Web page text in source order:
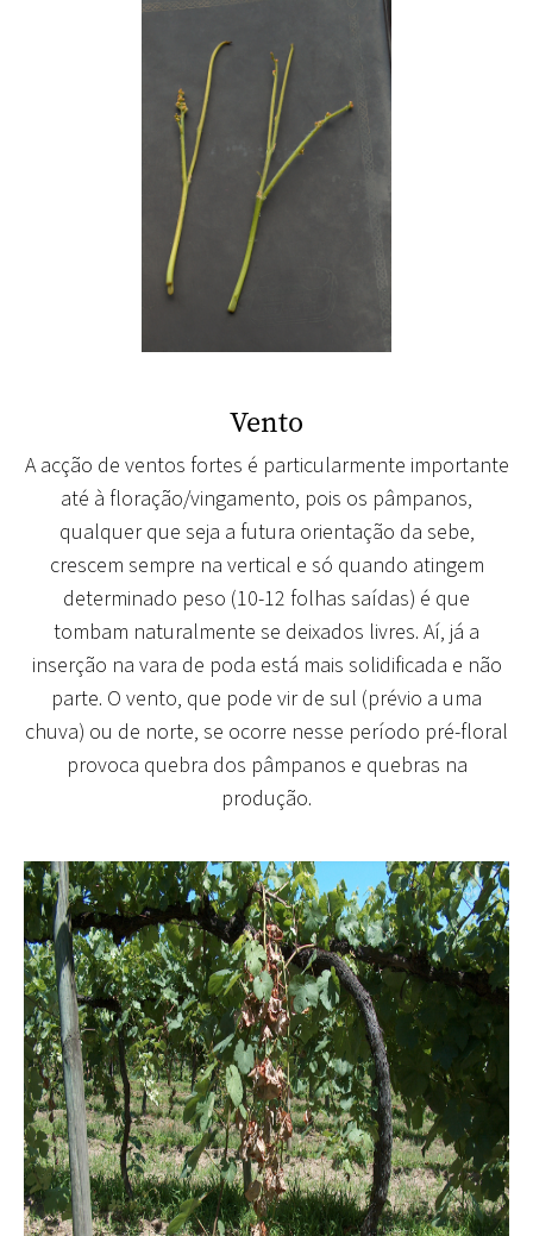
Vento
A acção de ventos fortes é particularmente importante
até à floração/vingamento, pois os pâmpanos,
qualquer que seja a futura orientação da sebe,
crescem sempre na vertical e só quando atingem
determinado peso (10-12 folhas saídas) é que
tombam naturalmente se deixados livres. Aí, já a
inserção na vara de poda está mais solidificada e não
parte. O vento, que pode vir de sul (prévio a uma
chuva) ou de norte, se ocorre nesse período pré-floral
provoca quebra dos pâmpanos e quebras na
produção.